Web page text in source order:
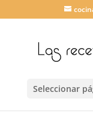
Seleccionar